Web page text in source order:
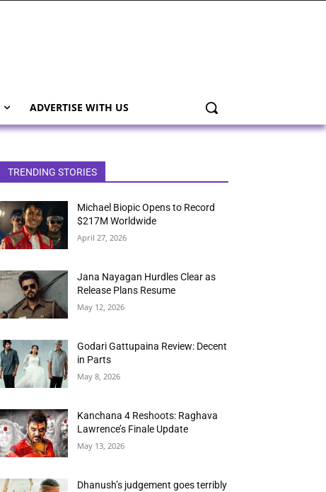
ADVERTISE WITH US
TRENDING STORIES
Michael Biopic Opens to Record
$217M Worldwide
April 27, 2026
Jana Nayagan Hurdles Clear as
Release Plans Resume
May 12, 2026
Godari Gattupaina Review: Decent
in Parts
May 8, 2026
Kanchana 4 Reshoots: Raghava
Lawrence’s Finale Update
May 13, 2026
Dhanush’s judgement goes terribly